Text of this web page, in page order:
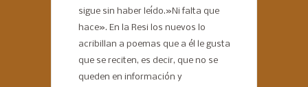
sigue sin haber leído.»Ni falta que
hace». En la Resi los nuevos lo
acribillan a poemas que a él le gusta
que se reciten, es decir, que no se
queden en información y